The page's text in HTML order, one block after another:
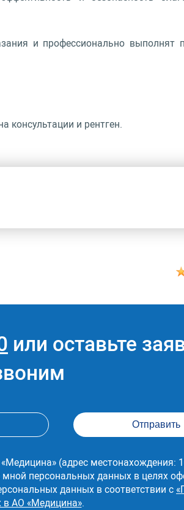
и профессионально выполнят
консультации и рентген.
верхней челюсти
челюстей
или оставьте
(адрес местонахождения:
мной персональных данных в целях
данных в соответствии с
в АО «Медицина».